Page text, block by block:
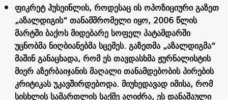
ფიკრეტ ჰუსეინლის, როდესაც ის ოპოზიციური გაზეთ
„აზალდიგის“ თანამშრომელი იყო, 2006 წლის
მარტში ბაქოს მიდებარე სოფელ პატამდარში
უცნობმა ნიღბიანებმა სცემეს. გაზეთმა „აზალდიგმა“
მაშინ განაცხადა, რომ ეს თავდასხმა ჟურნალისტის
მიერ აზერბაიჯანის მაღალი თანამდებობის პირების
კრიტიკას უკავშირდებოდა. მიუხედავად იმისა, რომ
სისხლის სამართლის საქმე აღიძრა, ეს დანაშაული